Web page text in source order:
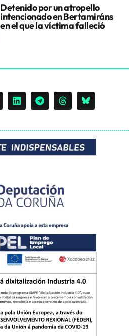
Detenido por un atropello
intencionado en Bertamiráns
en el que la víctima falleció